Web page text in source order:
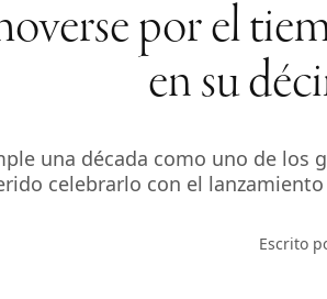
por el
en su
una década como uno de
celebrarlo con el
Escrito